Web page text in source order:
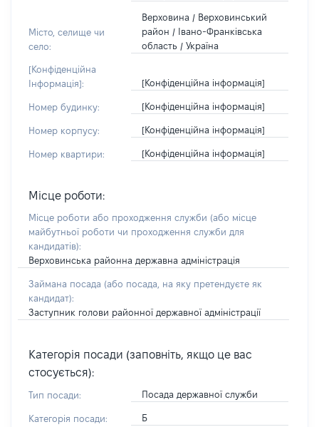
Місто, селище чи
село:
Верховина / Верховинський
район / Івано-Франківська
область / Україна
[Конфіденційна
Інформація]:
[Конфіденційна інформація]
Номер будинку: [Конфіденційна інформація]
Номер корпусу: [Конфіденційна інформація]
Номер квартири: [Конфіденційна інформація]
Місце роботи:
Місце роботи або проходження служби (або місце
майбутньої роботи чи проходження служби для
кандидатів):
Верховинська районна державна адміністрація
Займана посада (або посада, на яку претендуєте як
кандидат):
Заступник голови районної державної адміністрації
Категорія посади (заповніть, якщо це вас
стосується):
Тип посади: Посада державної служби
Категорія посади: Б